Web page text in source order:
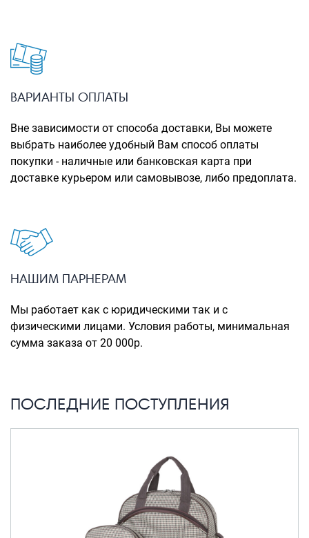
Рюкзаки для охоты-рыбалки
Рюкзаки на колесах
ШОППЕРЫ
Кейсы и планшеты
Аксессуары
Мешки для обуви
Пеналы для школы
Чемоданы на колесах
Чемоданы детские
Пилоты на колесах
Рюкзаки детские для детских
чемоданов
ВАРИАНТЫ ОПЛАТЫ
Вне зависимости от способа доставки, Вы можете
выбрать наиболее удобный Вам способ оплаты
покупки - наличные или банковская карта при
доставке курьером или самовывозе, либо предоплата.
НАШИМ ПАРНЕРАМ
Мы работает как с юридическими так и с
физическими лицами. Условия работы, минимальная
сумма заказа от 20 000р.
ПОСЛЕДНИЕ ПОСТУПЛЕНИЯ